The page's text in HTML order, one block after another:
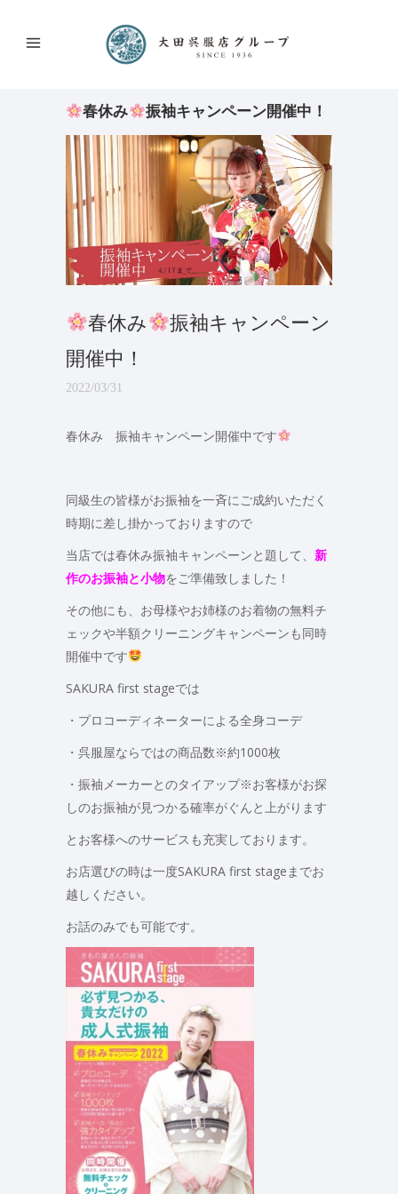
春休み 振袖キャンペーン開催中！
春休み
振袖キャンペーン
開催中！
2022/03/31
春休み 振袖キャンペーン開催中です
同級生の皆様がお振袖を一斉にご成約いただく
時期に差し掛かっておりますので
当店では春休み振袖キャンペーンと題して、 新
作のお振袖と小物をご準備致しました！
その他にも、お母様やお姉様のお着物の無料チ
ェックや半額クリーニングキャンペーンも同時
開催中です
SAKURA first stageでは
・プロコーディネーターによる全身コーデ
・呉服屋ならではの商品数※約1000枚
・振袖メーカーとのタイアップ※お客様がお探
しのお振袖が見つかる確率がぐんと上がります
とお客様へのサービスも充実しております。
お店選びの時は一度SAKURA first stageまでお
越しください。
お話のみでも可能です。